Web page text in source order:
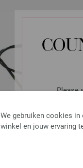
Please
We gebruiken cookies
winkel en jouw ervaring